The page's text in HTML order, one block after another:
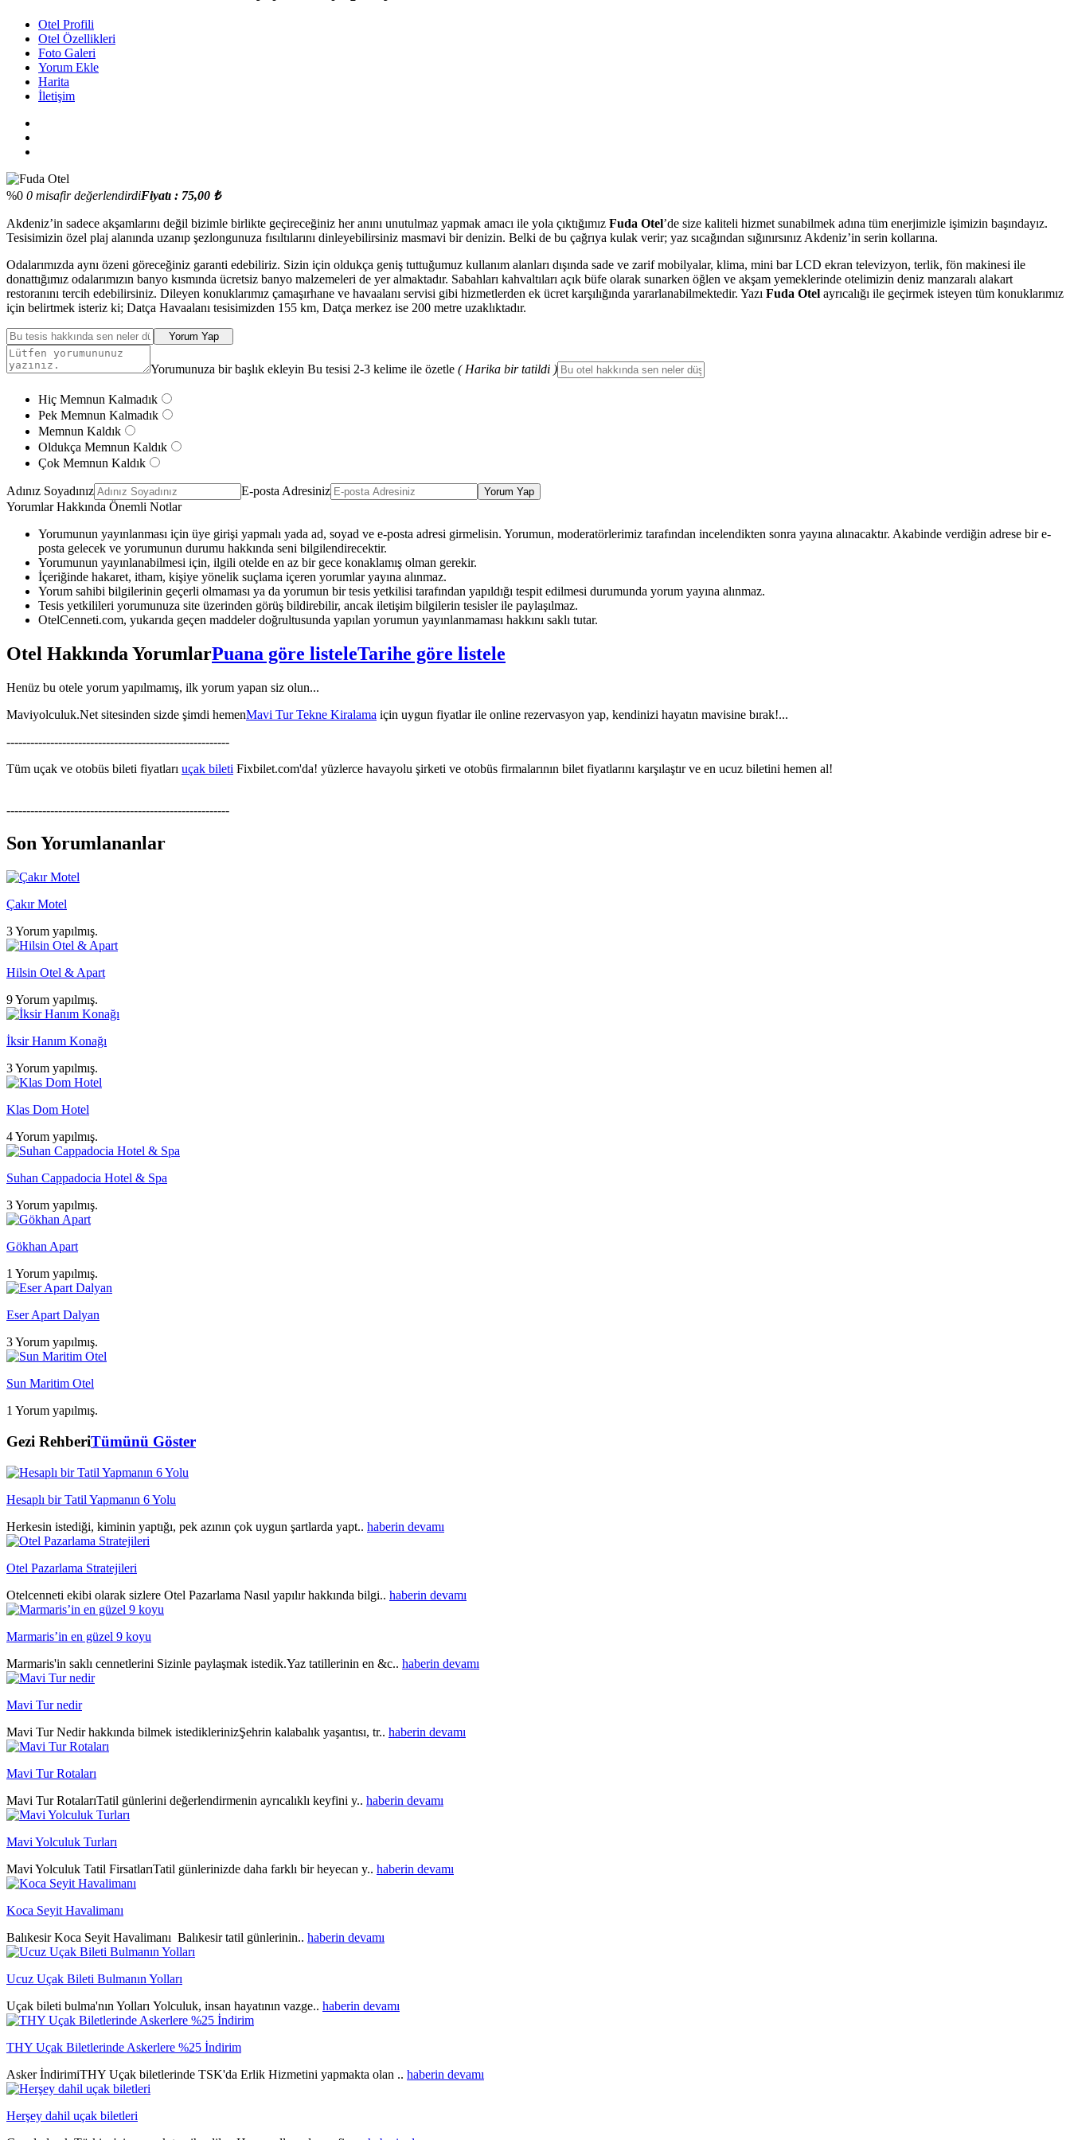
Otel Profili
Otel Özellikleri
Foto Galeri
Yorum Ekle
Harita
İletişim
%0 0 misafir değerlendirdiFiyatı : 75,00 ₺
Akdeniz’in sadece akşamlarını değil bizimle birlikte geçireceğiniz her anını unutulmaz yapmak amacı ile yola çıktığımız Fuda Otel’de size kaliteli hizmet sunabilmek adına tüm enerjimizle işimizin başındayız.
Tesisimizin özel plaj alanında uzanıp şezlongunuza fısıltılarını dinleyebilirsiniz masmavi bir denizin. Belki de bu çağrıya kulak verir; yaz sıcağından sığınırsınız Akdeniz’in serin kollarına.
Odalarımızda aynı özeni göreceğiniz garanti edebiliriz. Sizin için oldukça geniş tuttuğumuz kullanım alanları dışında sade ve zarif mobilyalar, klima, mini bar LCD ekran televizyon, terlik, fön makinesi ile
donattığımız odalarımızın banyo kısmında ücretsiz banyo malzemeleri de yer almaktadır. Sabahları kahvaltıları açık büfe olarak sunarken öğlen ve akşam yemeklerinde otelimizin deniz manzaralı alakart
restoranını tercih edebilirsiniz. Dileyen konuklarımız çamaşırhane ve havaalanı servisi gibi hizmetlerden ek ücret karşılığında yararlanabilmektedir. Yazı Fuda Otel ayrıcalığı ile geçirmek isteyen tüm konuklarımız
için belirtmek isteriz ki; Datça Havaalanı tesisimizden 155 km, Datça merkez ise 200 metre uzaklıktadır.
Yorum Yap
Yorumunuza bir başlık ekleyin Bu tesisi 2-3 kelime ile özetle ( Harika bir tatildi )
Hiç Memnun Kalmadık
Pek Memnun Kalmadık
Memnun Kaldık
Oldukça Memnun Kaldık
Çok Memnun Kaldık
Adınız Soyadınız E-posta Adresiniz Yorum Yap
Yorumlar Hakkında Önemli Notlar
Yorumunun yayınlanması için üye girişi yapmalı yada ad, soyad ve e-posta adresi girmelisin. Yorumun, moderatörlerimiz tarafından incelendikten sonra yayına alınacaktır. Akabinde verdiğin adrese bir e-
posta gelecek ve yorumunun durumu hakkında seni bilgilendirecektir.
Yorumunun yayınlanabilmesi için, ilgili otelde en az bir gece konaklamış olman gerekir.
İçeriğinde hakaret, itham, kişiye yönelik suçlama içeren yorumlar yayına alınmaz.
Yorum sahibi bilgilerinin geçerli olmaması ya da yorumun bir tesis yetkilisi tarafından yapıldığı tespit edilmesi durumunda yorum yayına alınmaz.
Tesis yetkilileri yorumunuza site üzerinden görüş bildirebilir, ancak iletişim bilgilerin tesisler ile paylaşılmaz.
OtelCenneti.com, yukarıda geçen maddeler doğrultusunda yapılan yorumun yayınlanmaması hakkını saklı tutar.
Otel Hakkında YorumlarPuana göre listeleTarihe göre listele
Henüz bu otele yorum yapılmamış, ilk yorum yapan siz olun...
Maviyolculuk.Net sitesinden sizde şimdi hemenMavi Tur Tekne Kiralama için uygun fiyatlar ile online rezervasyon yap, kendinizi hayatın mavisine bırak!...
--------------------------------------------------------
Tüm uçak ve otobüs bileti fiyatları uçak bileti Fixbilet.com'da! yüzlerce havayolu şirketi ve otobüs firmalarının bilet fiyatlarını karşılaştır ve en ucuz biletini hemen al!
--------------------------------------------------------
Son Yorumlananlar
Çakır Motel
3 Yorum yapılmış.
Hilsin Otel & Apart
9 Yorum yapılmış.
İksir Hanım Konağı
3 Yorum yapılmış.
Klas Dom Hotel
4 Yorum yapılmış.
Suhan Cappadocia Hotel & Spa
3 Yorum yapılmış.
Gökhan Apart
1 Yorum yapılmış.
Eser Apart Dalyan
3 Yorum yapılmış.
Sun Maritim Otel
1 Yorum yapılmış.
Gezi RehberiTümünü Göster
Hesaplı bir Tatil Yapmanın 6 Yolu
Herkesin istediği, kiminin yaptığı, pek azının çok uygun şartlarda yapt.. haberin devamı
Otel Pazarlama Stratejileri
Otelcenneti ekibi olarak sizlere Otel Pazarlama Nasıl yapılır hakkında bilgi.. haberin devamı
Marmaris’in en güzel 9 koyu
Marmaris'in saklı cennetlerini Sizinle paylaşmak istedik.Yaz tatillerinin en &c.. haberin devamı
Mavi Tur nedir
Mavi Tur Nedir hakkında bilmek istediklerinizŞehrin kalabalık yaşantısı, tr.. haberin devamı
Mavi Tur Rotaları
Mavi Tur RotalarıTatil günlerini değerlendirmenin ayrıcalıklı keyfini y.. haberin devamı
Mavi Yolculuk Turları
Mavi Yolculuk Tatil FirsatlarıTatil günlerinizde daha farklı bir heyecan y.. haberin devamı
Koca Seyit Havalimanı
Balıkesir Koca Seyit Havalimanı Balıkesir tatil günlerinin.. haberin devamı
Ucuz Uçak Bileti Bulmanın Yolları
Uçak bileti bulma'nın Yolları Yolculuk, insan hayatının vazge.. haberin devamı
THY Uçak Biletlerinde Askerlere %25 İndirim
Asker İndirimiTHY Uçak biletlerinde TSK'da Erlik Hizmetini yapmakta olan .. haberin devamı
Herşey dahil uçak biletleri